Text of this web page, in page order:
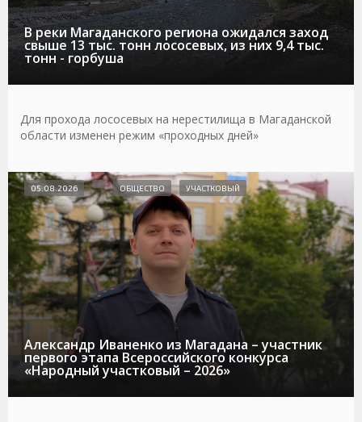
В реки Магаданского региона ожидался заход
свыше 13 тыс. тонн лососевых, из них 9,4 тыс.
тонн - горбуша
Для прохода лососевых на нерестилища в Магаданской
области изменен режим «проходных дней»
Александр Иваненко из Магадана – участник
первого этапа Всероссийского конкурса
«Народный участковый – 2026»
05.08.2026 ОБЩЕСТВО УЧАСТКОВЫЙ